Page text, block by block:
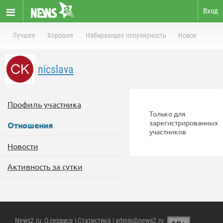
Вход
Лучшее Хорошее Набирающее популярность Новое
nicslava
Профиль участника
Отношения
Новости
Активность за сутки
Только для
зарегистрированных
участников
News2.ru: О сервисе | Статистика | admin@news2.ru